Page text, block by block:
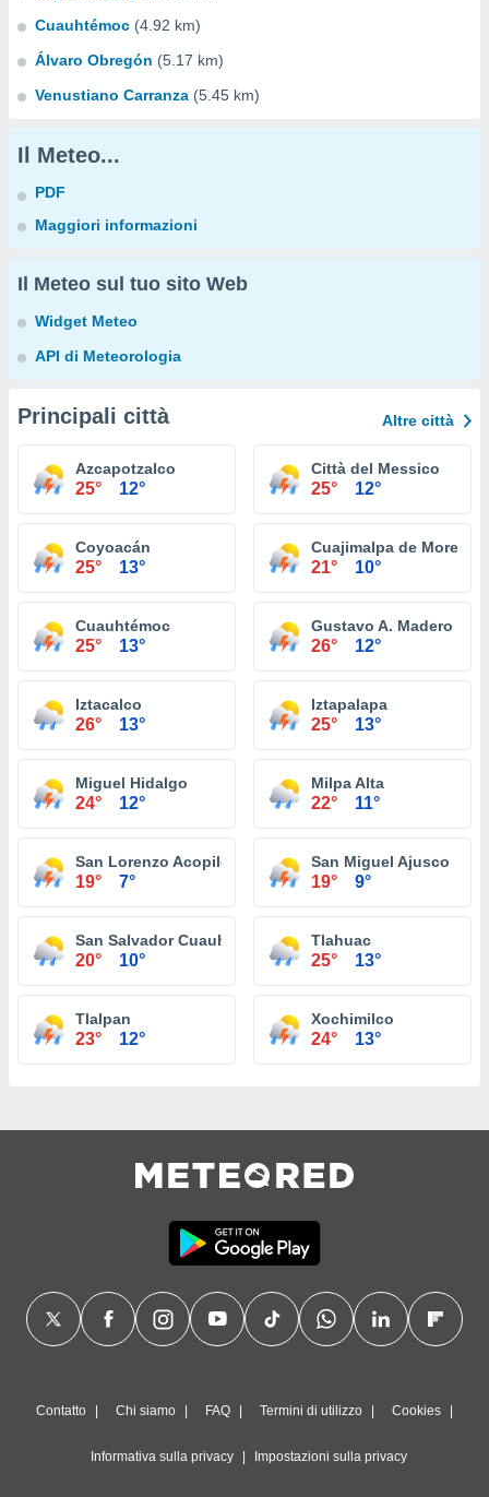
Cuauhtémoc (4.92 km)
Álvaro Obregón (5.17 km)
Venustiano Carranza (5.45 km)
Il Meteo...
PDF
Maggiori informazioni
Il Meteo sul tuo sito Web
Widget Meteo
API di Meteorologia
Principali città Altre città
Azcapotzalco
25° 12°
Città del Messico
25° 12°
Coyoacán
25° 13°
Cuajimalpa de Morelos
21° 10°
Cuauhtémoc
25° 13°
Gustavo A. Madero
26° 12°
Iztacalco
26° 13°
Iztapalapa
25° 13°
Miguel Hidalgo
24° 12°
Milpa Alta
22° 11°
San Lorenzo Acopilco
19° 7°
San Miguel Ajusco
19° 9°
San Salvador Cuauhtenco
20° 10°
Tlahuac
25° 13°
Tlalpan
23° 12°
Xochimilco
24° 13°
Contatto Chi siamo FAQ Termini di utilizzo Cookies
Informativa sulla privacy Impostazioni sulla privacy